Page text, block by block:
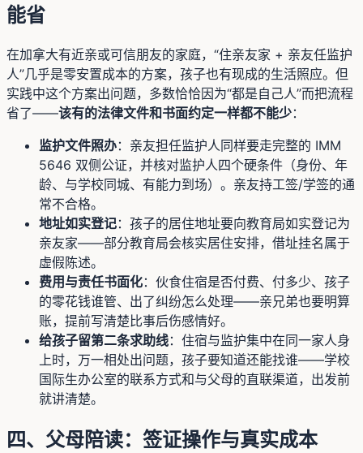
能省
在加拿大有近亲或可信朋友的家庭，“住亲友家 + 亲友任监护
人”几乎是零安置成本的方案，孩子也有现成的生活照应。但
实践中这个方案出问题，多数恰恰因为“都是自己人”而把流程
省了——该有的法律文件和书面约定一样都不能少：
监护文件照办：亲友担任监护人同样要走完整的 IMM
5646 双侧公证，并核对监护人四个硬条件（身份、年
龄、与学校同城、有能力到场）。亲友持工签/学签的通
常不合格。
地址如实登记：孩子的居住地址要向教育局如实登记为
亲友家——部分教育局会核实居住安排，借址挂名属于
虚假陈述。
费用与责任书面化：伙食住宿是否付费、付多少、孩子
的零花钱谁管、出了纠纷怎么处理——亲兄弟也要明算
账，提前写清楚比事后伤感情好。
给孩子留第二条求助线：住宿与监护集中在同一家人身
上时，万一相处出问题，孩子要知道还能找谁——学校
国际生办公室的联系方式和与父母的直联渠道，出发前
就讲清楚。
四、父母陪读：签证操作与真实成本